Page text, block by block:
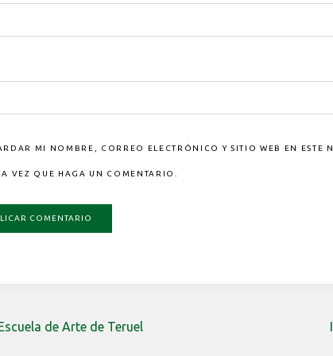
MI NOMBRE, CORREO ELECTRÓNICO Y SITIO WEB EN ESTE
VEZ QUE HAGA UN COMENTARIO.
de Arte de Teruel